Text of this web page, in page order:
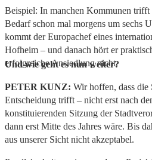
Beispiel: In manchen Kommunen trifft
Bedarf schon mal morgens um sechs
kommt der Europachef eines
Hofheim – und danach hört er
erfolgreiche Ansiedlung nicht.
Und wie geht es nun weiter?
PETER KUNZ: Wir hoffen, dass die
Entscheidung trifft – nicht erst nach
konstituierenden Sitzung der
dann erst Mitte des Jahres wäre. Bis
aus unserer Sicht nicht akzeptabel.